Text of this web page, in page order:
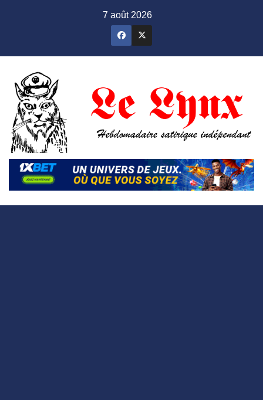
7 août 2026